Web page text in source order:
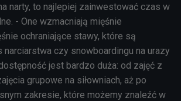
narty, to najlepiej zainwestować czas w
- One wzmacniają mięśnie
ochraniające stawy, które są
narciarstwa czy snowboardingu na urazy
jest bardzo duża: od zajęć z
grupowe na siłowniach, aż po
zakresie, które możemy znaleźć w